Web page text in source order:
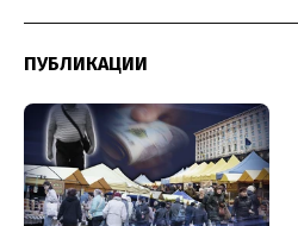
ПУБЛИКАЦИИ